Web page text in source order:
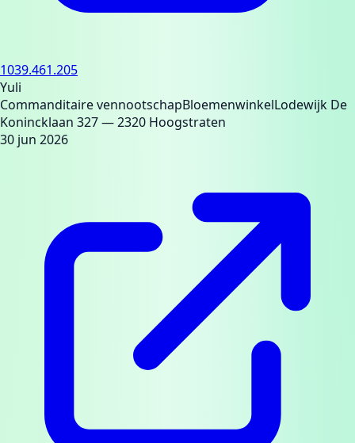
1039.461.205
Yuli
Commanditaire vennootschapBloemenwinkelLodewijk De
Konincklaan 327— 2320 Hoogstraten
30 jun 2026